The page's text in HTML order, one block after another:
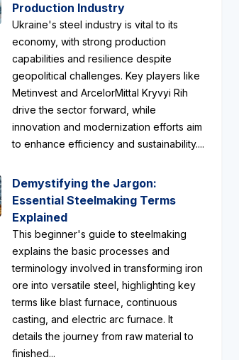
Production Industry
Ukraine's steel industry is vital to its
economy, with strong production
capabilities and resilience despite
geopolitical challenges. Key players like
Metinvest and ArcelorMittal Kryvyi Rih
drive the sector forward, while
innovation and modernization efforts aim
to enhance efficiency and sustainability....
Demystifying the Jargon:
Essential Steelmaking Terms
Explained
This beginner's guide to steelmaking
explains the basic processes and
terminology involved in transforming iron
ore into versatile steel, highlighting key
terms like blast furnace, continuous
casting, and electric arc furnace. It
details the journey from raw material to
finished...